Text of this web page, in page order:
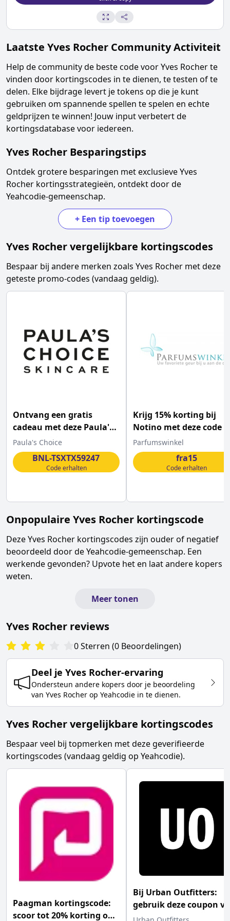
Laatste Yves Rocher Community Activiteit
Help de community de beste code voorYves Rocherte
vinden door kortingscodes in te dienen, te testen of te
delen. Elke bijdrage levert je tokens op die je kunt
gebruiken om spannende spellen te spelen en echte
geldprijzen te winnen! Jouw input verbetert de
kortingsdatabase voor iedereen.
Yves Rocher Besparingstips
Ontdek grotere besparingen met exclusieveYves
Rocher kortingsstrategieën, ontdekt door de
Yeahcodie-gemeenschap.
+ Een tip toevoegen
Yves Rochervergelijkbare kortingscodes
Bespaar bij andere merken zoals Yves Rocher met deze
geteste promo-codes (vandaag geldig).
Ontvang een gratis
cadeau met deze Paula's
Choice kortingscode
Paula's Choice
BNL-TSXTX59247
Code erhalten
Krijg 15% korting bij
Notino met deze code
Parfumswinkel
fra15
Code erhalten
Onpopulaire Yves Rocher kortingscode
DezeYves Rocher kortingscodes zijn ouder of negatief
beoordeeld door de Yeahcodie-gemeenschap. Een
werkende gevonden? Upvote het en laat andere kopers
weten.
Meer tonen
Yves Rocher reviews
0Sterren (0 Beoordelingen)
Deel je Yves Rocher-ervaring
Ondersteun andere kopers door je beoordeling
van Yves Rocher op Yeahcodie in te dienen.
Yves Rocher vergelijkbare kortingscodes
Bespaar veel bij topmerken met deze geverifieerde
kortingscodes (vandaag geldig op Yeahcodie).
Paagman kortingscode:
scoor tot 20% korting op
Bij Urban Outfitters:
gebruik deze coupon
10% korting